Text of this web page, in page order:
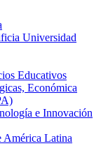
Universidad
Educativos
Económica
e Innovación
América Latina